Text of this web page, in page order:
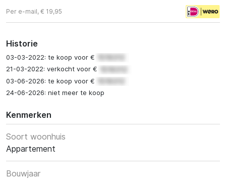
Per e-mail, € 19,95
Historie
03-03-2022: te koop voor €
21-03-2022: verkocht voor €
03-06-2026: te koop voor €
24-06-2026: niet meer te koop
Kenmerken
Soort woonhuis
Appartement
Bouwjaar